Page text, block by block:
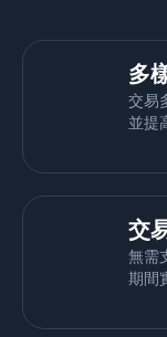
多
交易
並提
交
無需
期間